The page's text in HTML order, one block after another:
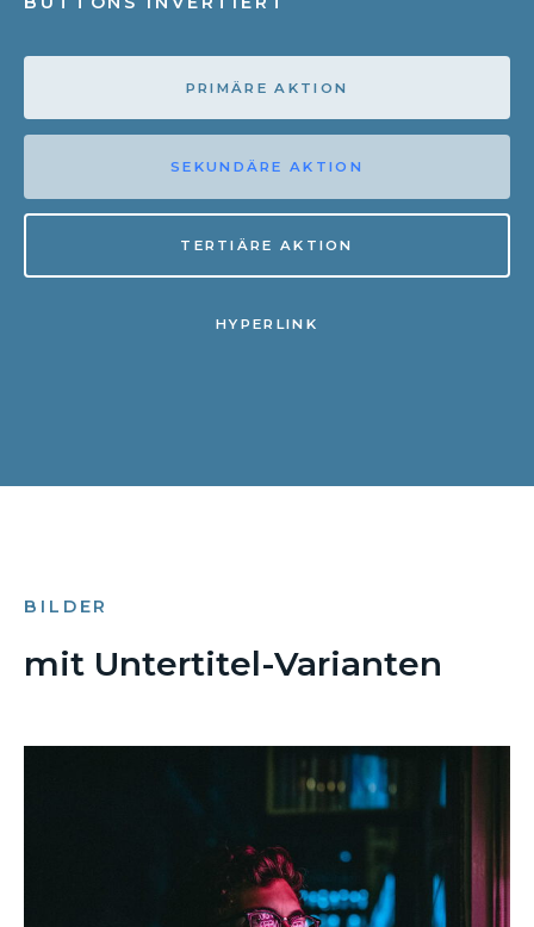
PRIMÄRE AKTION
SEKUNDÄRE AKTION
TERTIÄRE AKTION
HYPERLINK
BILDER
mit Untertitel-Varianten